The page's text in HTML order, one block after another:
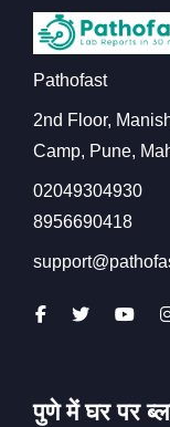
Pathofast
2nd Floor,
Camp, Pune,
02049304930
8956690418
पुणे में घर पर